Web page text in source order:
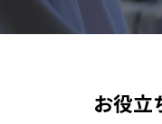
お役立